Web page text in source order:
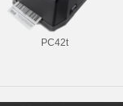
PC42t